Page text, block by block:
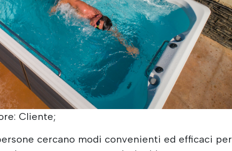
Cliente;
cercano modi convenienti ed efficaci per